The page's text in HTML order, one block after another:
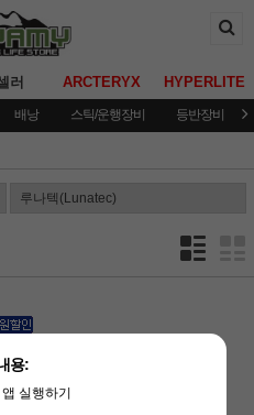
러 ARCTERYX HYPERLITE
배낭 스틱/운행장비 등반장비
용:
실행하기